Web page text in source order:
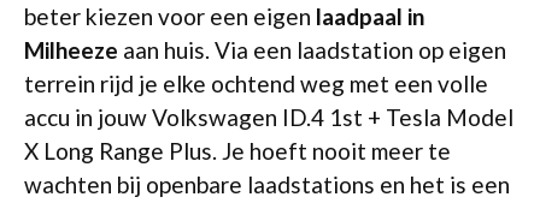
beter kiezen voor een eigen laadpaal in
Milheeze aan huis. Via een laadstation op eigen
terrein rijd je elke ochtend weg met een volle
accu in jouw Volkswagen ID.4 1st + Tesla Model
X Long Range Plus. Je hoeft nooit meer te
wachten bij openbare laadstations en het is een